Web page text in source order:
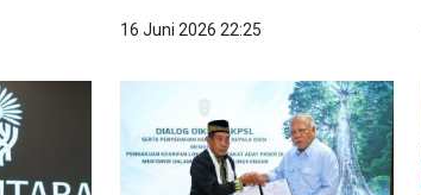
16 Juni 2026 22:25